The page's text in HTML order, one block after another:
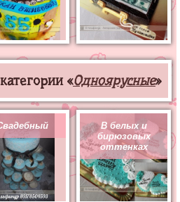
«Одноярусные»
В белых и
бирюзовых
оттенках